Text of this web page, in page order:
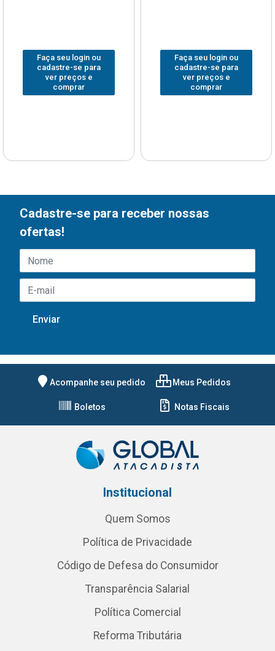
Faça seu login ou
cadastre-se para
ver preços e
comprar
Faça seu login ou
cadastre-se para
ver preços e
comprar
Cadastre-se para receber nossas
ofertas!
Acompanhe seu pedido Meus Pedidos
Boletos Notas Fiscais
Institucional
Quem Somos
Política de Privacidade
Código de Defesa do Consumidor
Transparência Salarial
Política Comercial
Reforma Tributária